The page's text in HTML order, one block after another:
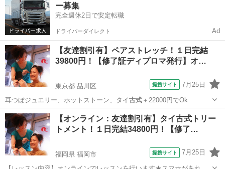
ー募集
完全週休2日で安定転職
ドライバーダイレクト Ad
【友達割引有】ペアストレッチ！１日完結
39800円！【修了証ディプロマ発行】オ…
東京都 品川区 提携サイト 7月25日
耳つぼジュエリー、ホットストーン、タイ古式＋22000円でOk
東京 品川区
【オンライン：友達割引有】タイ古式トリー
トメント！１日完結34800円！【修了…
福岡県 福岡市 提携サイト 7月25日